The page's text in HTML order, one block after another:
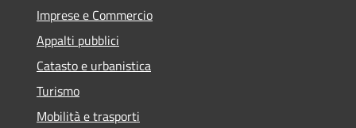
Imprese e Commercio
Appalti pubblici
Catasto e urbanistica
Turismo
Mobilità e trasporti